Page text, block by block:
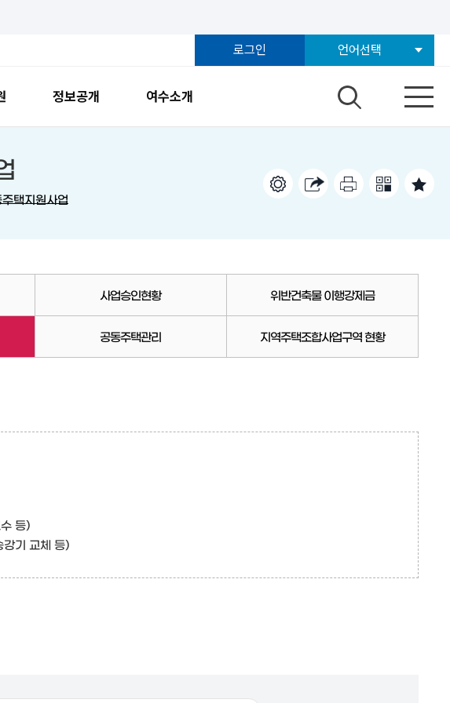
로그인 언어선택
정보공개 여수소개
주택지원사업
사업승인현황 위반건축물 이행강제금
공동주택관리 지역주택조합사업구역 현황
등)
강기 교체 등)